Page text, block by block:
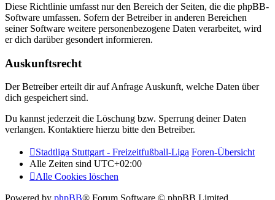
Diese Richtlinie umfasst nur den Bereich der Seiten, die die phpBB-
Software umfassen. Sofern der Betreiber in anderen Bereichen
seiner Software weitere personenbezogene Daten verarbeitet, wird
er dich darüber gesondert informieren.
Auskunftsrecht
Der Betreiber erteilt dir auf Anfrage Auskunft, welche Daten über
dich gespeichert sind.
Du kannst jederzeit die Löschung bzw. Sperrung deiner Daten
verlangen. Kontaktiere hierzu bitte den Betreiber.
Stadtliga Stuttgart - Freizeitfußball-Liga Foren-Übersicht
Alle Zeiten sind UTC+02:00
Alle Cookies löschen